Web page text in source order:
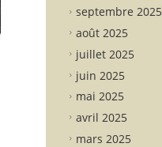
septembre 2025
août 2025
juillet 2025
juin 2025
mai 2025
avril 2025
mars 2025